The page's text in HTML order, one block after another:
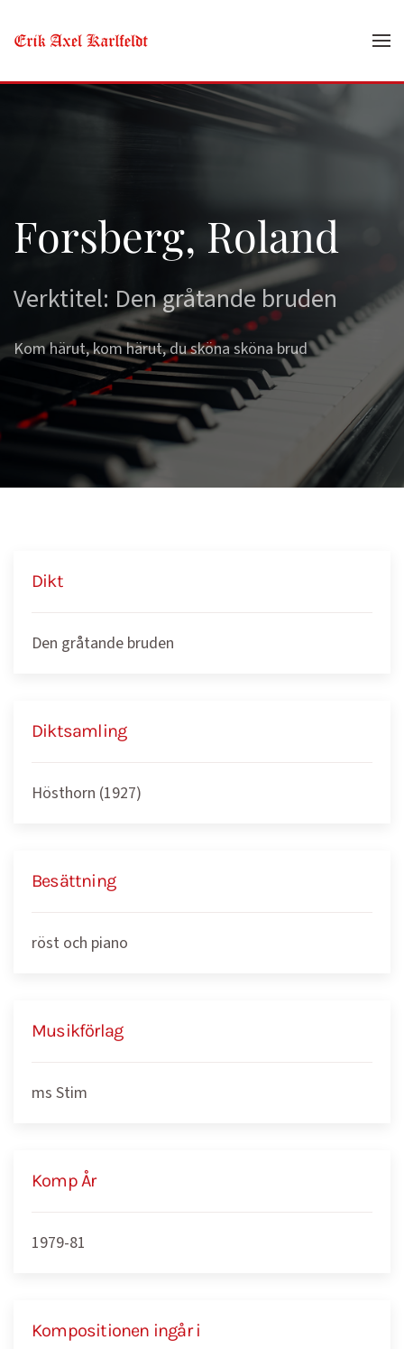
Skip to main content
Forsberg, Roland
Verktitel: Den gråtande bruden
Kom härut, kom härut, du sköna sköna brud
Dikt
Den gråtande bruden
Diktsamling
Hösthorn (1927)
Besättning
röst och piano
Musikförlag
ms Stim
Komp År
1979-81
Kompositionen ingår i